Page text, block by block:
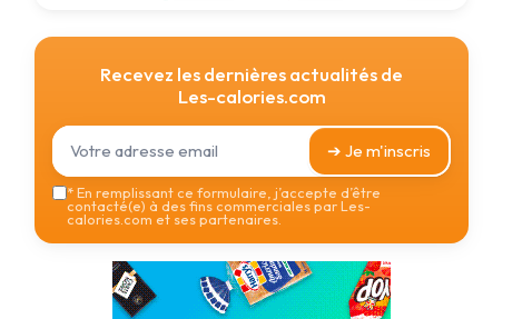
Recevez les dernières actualités de
Les-calories.com
➔ Je m'inscris
*En remplissant ce formulaire, j’accepte d’être
contacté(e) à des fins commerciales par Les-
calories.com et ses partenaires.